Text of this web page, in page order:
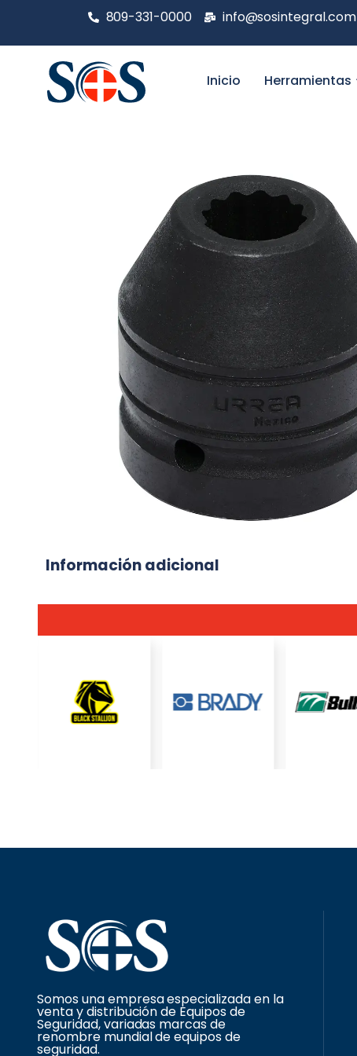
809-331-0000 info@sosintegral.com
Inicio Herramientas
Información adicional
Somos una empresa especializada en la
venta y distribución de Equipos de
Seguridad, variadas marcas de
renombre mundial de equipos de
seguridad.